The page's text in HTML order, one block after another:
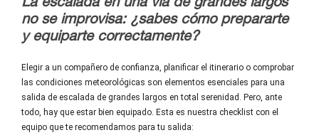
La escalada en una vía de grandes largos
no se improvisa: ¿sabes cómo prepararte
y equiparte correctamente?
Elegir a un compañero de confianza, planificar el itinerario o comprobar
las condiciones meteorológicas son elementos esenciales para una
salida de escalada de grandes largos en total serenidad. Pero, ante
todo, hay que estar bien equipado. Esta es nuestra checklist con el
equipo que te recomendamos para tu salida: